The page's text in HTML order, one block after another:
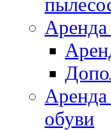
Аренда
Аренда
обуви